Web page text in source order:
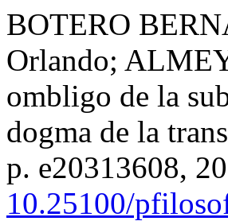
BOTERO
Orlando;
ombligo de la
dogma de la
p. e20313608,
10.25100/